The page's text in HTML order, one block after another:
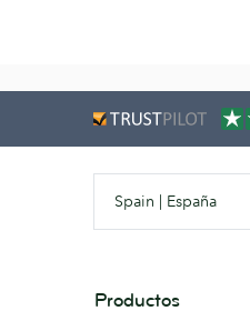
Spain | España
Productos